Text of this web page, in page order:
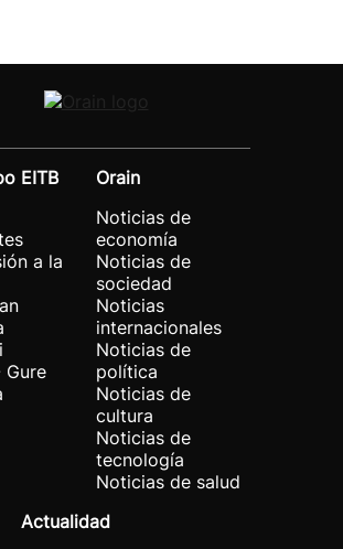
EITB
a la
Gure
Orain
Noticias de
economía
Noticias de
sociedad
Noticias
internacionales
Noticias de
política
Noticias de
cultura
Noticias de
tecnología
Noticias de salud
Actualidad